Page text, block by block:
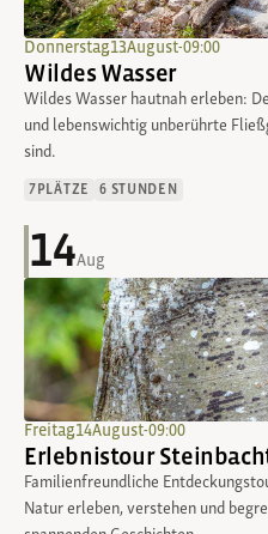
Donnerstag,13.August-09:00
Wildes Wasser
Wildes Wasser hautnah erleben:
und lebenswichtig unberührte
sind.
7 PLÄTZE 6 STUNDEN
14Aug
Freitag,14.August-09:00
Erlebnistour
Familienfreundliche
Natur erleben, verstehen und